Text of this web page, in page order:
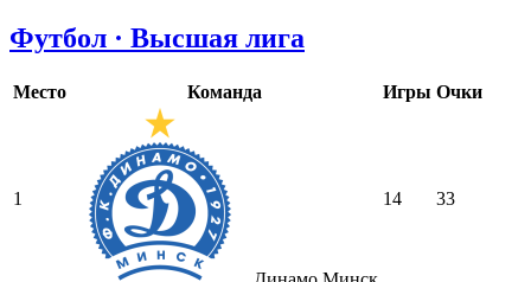
Футбол · Высшая лига
Место Команда Игры Очки
1 14 33